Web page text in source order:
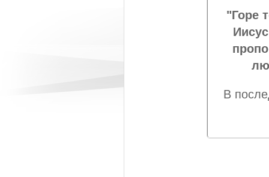
"Горе
В